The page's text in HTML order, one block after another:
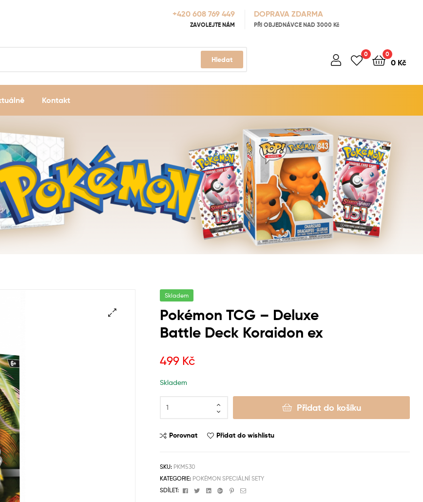
+420 608 769 449
ZAVOLEJTE NÁM
DOPRAVA ZDARMA
PŘI OBJEDNÁVCE NAD 3000 Kč
Hledat
0 0
0 Kč
Kontakt
Skladem
Pokémon TCG – Deluxe
Battle Deck Koraidon ex
499 Kč
Skladem
Přidat do košíku
Porovnat Přidat do wishlistu
SKU: PKM530
KATEGORIE: POKÉMON SPECIÁLNÍ SETY
SDÍLET:
FacebookTwitterLinkedinGoogle+Pinterest
Email